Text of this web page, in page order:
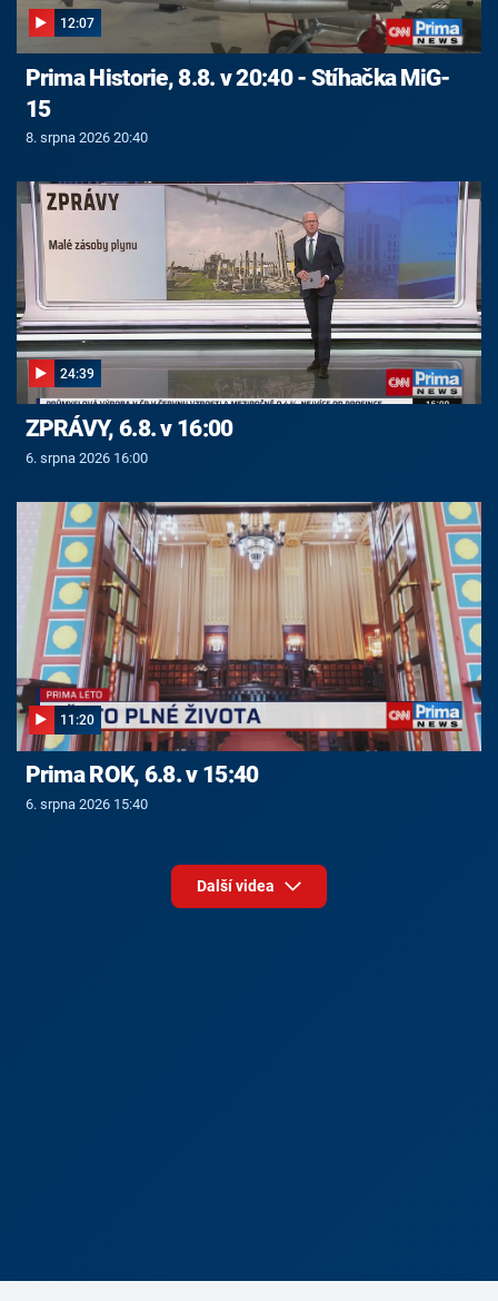
12:07
Prima Historie, 8.8. v 20:40 - Stíhačka MiG-
15
8. srpna 2026 20:40
24:39
ZPRÁVY, 6.8. v 16:00
6. srpna 2026 16:00
11:20
Prima ROK, 6.8. v 15:40
6. srpna 2026 15:40
Další videa